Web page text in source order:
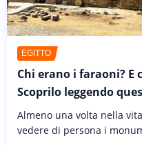
EGITTO
Chi erano i faraoni? E
Scoprilo leggendo
Almeno una volta nella
vedere di persona i